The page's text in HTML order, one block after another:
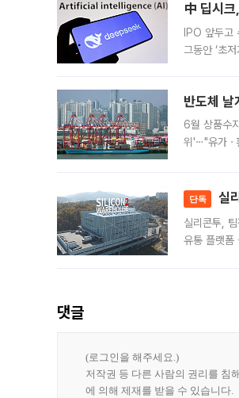
中 딥시
IPO 앞두고
그동안 ‘초
반도체
6월 상품수
위'⋯"유가ㆍ
단독 실
실리콘투,
유통 플랫폼
댓글